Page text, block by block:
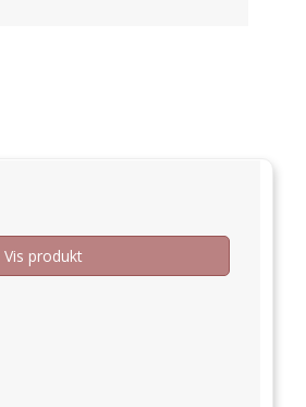
Vis produkt